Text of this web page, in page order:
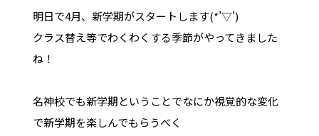
明日で4月、新学期がスタートします(*’▽’)
クラス替え等でわくわくする季節がやってきました
ね！
名神校でも新学期ということでなにか視覚的な変化
で新学期を楽しんでもらうべく